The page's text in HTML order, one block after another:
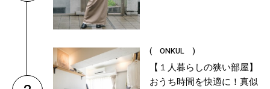
( ONKUL )
【１人暮らしの狭い部屋】
おうち時間を快適に！真似